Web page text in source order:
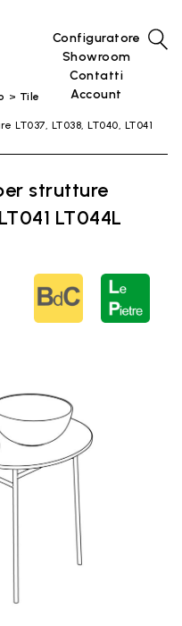
Configuratore
Showroom
Contatti
Account
Tile
LT038, LT040, LT041
strutture
LT044L